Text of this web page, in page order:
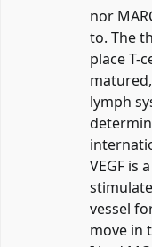
nor
to. The
place T-
lymph
VEGF is
vessel
move in